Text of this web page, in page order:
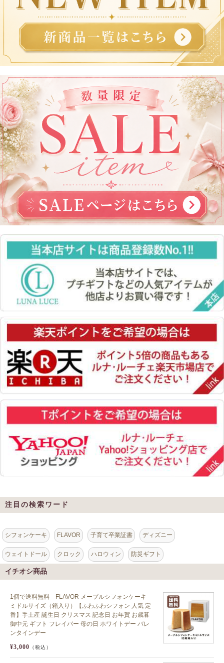
注目の検索ワード
シフォンケーキ FLAVOR 子育て卒業証書 ディズニー
ウェイトドール クロック ハロウィン 防災ギフト
イチオシ商品
1個で送料無料 FLAVOR メープルシフォンケーキ
ミドルサイズ（箱入り）【ふわふわシフォン 人気 定
番】手土産 誕生日 クリスマス 記念日 お年賀 お歳暮
御中元 ギフト フレイバー 母の日 ホワイトデー バレ
ンタインデー
¥3,000 （税込）